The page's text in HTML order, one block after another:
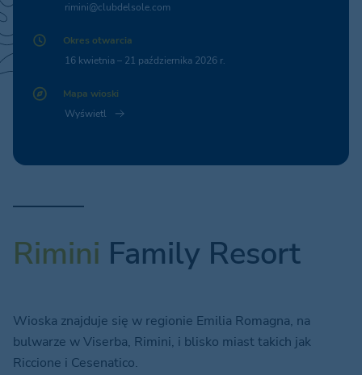
rimini@clubdelsole.com
Okres otwarcia
16 kwietnia – 21 października 2026 r.
Mapa wioski
Wyświetl
Rimini Family Resort
Wioska znajduje się w regionie Emilia Romagna, na
bulwarze w Viserba, Rimini, i blisko miast takich jak
Riccione i Cesenatico.